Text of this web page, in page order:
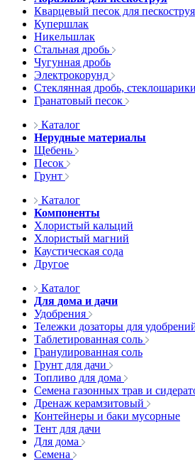
Кварцевый песок для пескоструя
Купершлак
Никельшлак
Стальная дробь
Чугунная дробь
Электрокорунд
Стеклянная дробь, стеклошарики
Гранатовый песок
Каталог
Нерудные материалы
Щебень
Песок
Грунт
Каталог
Компоненты
Хлористый кальций
Хлористый магний
Каустическая сода
Другое
Каталог
Для дома и дачи
Удобрения
Тележки дозаторы для
Таблетированная соль
Гранулированная соль
Грунт для дачи
Топливо для дома
Семена газонных трав и
Дренаж керамзитовый
Контейнеры и баки мусорные
Тент для дачи
Для дома
Семена